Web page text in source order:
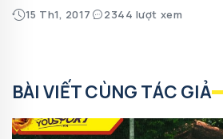
15 Th1, 2017 2344 lượt xem
BÀI VIẾT CÙNG TÁC GIẢ